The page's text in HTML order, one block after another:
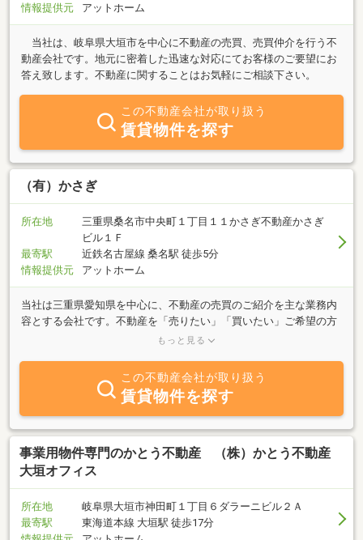
情報提供元
アットホーム
当社は、岐阜県大垣市を中心に不動産の売買、売買仲介を行う不
動産会社です。地元に密着した迅速な対応にてお客様のご要望にお
答え致します。不動産に関することはお気軽にご相談下さい。
この不動産会社が取り扱う
賃貸物件を探す
（有）かさぎ
所在地
三重県桑名市中央町１丁目１１かさぎ不動産かさぎ
ビル１Ｆ
最寄駅
近鉄名古屋線 桑名駅 徒歩5分
情報提供元
アットホーム
当社は三重県愛知県を中心に、不動産の売買のご紹介を主な業務内
容とする会社です。不動産を「売りたい」「買いたい」ご希望の方
はお気軽にご相談ください。また不動産に関するご質問等も、全力
もっと見る
この不動産会社が取り扱う
賃貸物件を探す
事業用物件専門のかとう不動産 （株）かとう不動産
大垣オフィス
所在地
岐阜県大垣市神田町１丁目６ダラーニビル２Ａ
最寄駅
東海道本線 大垣駅 徒歩17分